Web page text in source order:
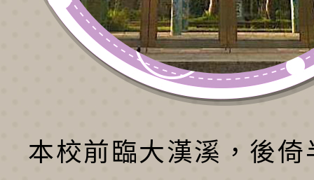
本校前臨大漢溪，後倚